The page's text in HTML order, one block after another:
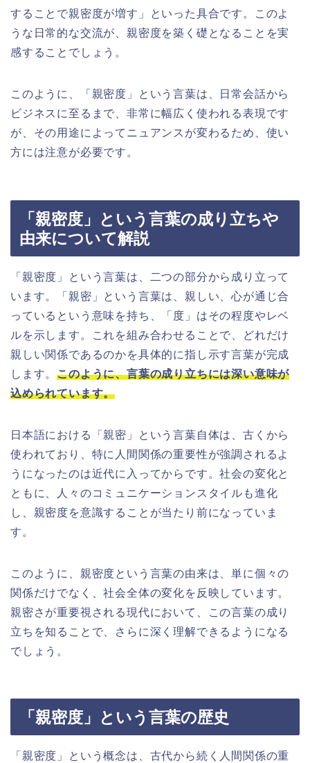
することで親密度が増す」といった具合です。このよ
うな日常的な交流が、親密度を築く礎となることを実
感することでしょう。
このように、「親密度」という言葉は、日常会話から
ビジネスに至るまで、非常に幅広く使われる表現です
が、その用途によってニュアンスが変わるため、使い
方には注意が必要です。
「親密度」という言葉の成り立ちや
由来について解説
「親密度」という言葉は、二つの部分から成り立って
います。「親密」という言葉は、親しい、心が通じ合
っているという意味を持ち、「度」はその程度やレベ
ルを示します。これを組み合わせることで、どれだけ
親しい関係であるのかを具体的に指し示す言葉が完成
します。このように、言葉の成り立ちには深い意味が
込められています。
日本語における「親密」という言葉自体は、古くから
使われており、特に人間関係の重要性が強調されるよ
うになったのは近代に入ってからです。社会の変化と
ともに、人々のコミュニケーションスタイルも進化
し、親密度を意識することが当たり前になっていま
す。
このように、親密度という言葉の由来は、単に個々の
関係だけでなく、社会全体の変化を反映しています。
親密さが重要視される現代において、この言葉の成り
立ちを知ることで、さらに深く理解できるようになる
でしょう。
「親密度」という言葉の歴史
「親密度」という概念は、古代から続く人間関係の重